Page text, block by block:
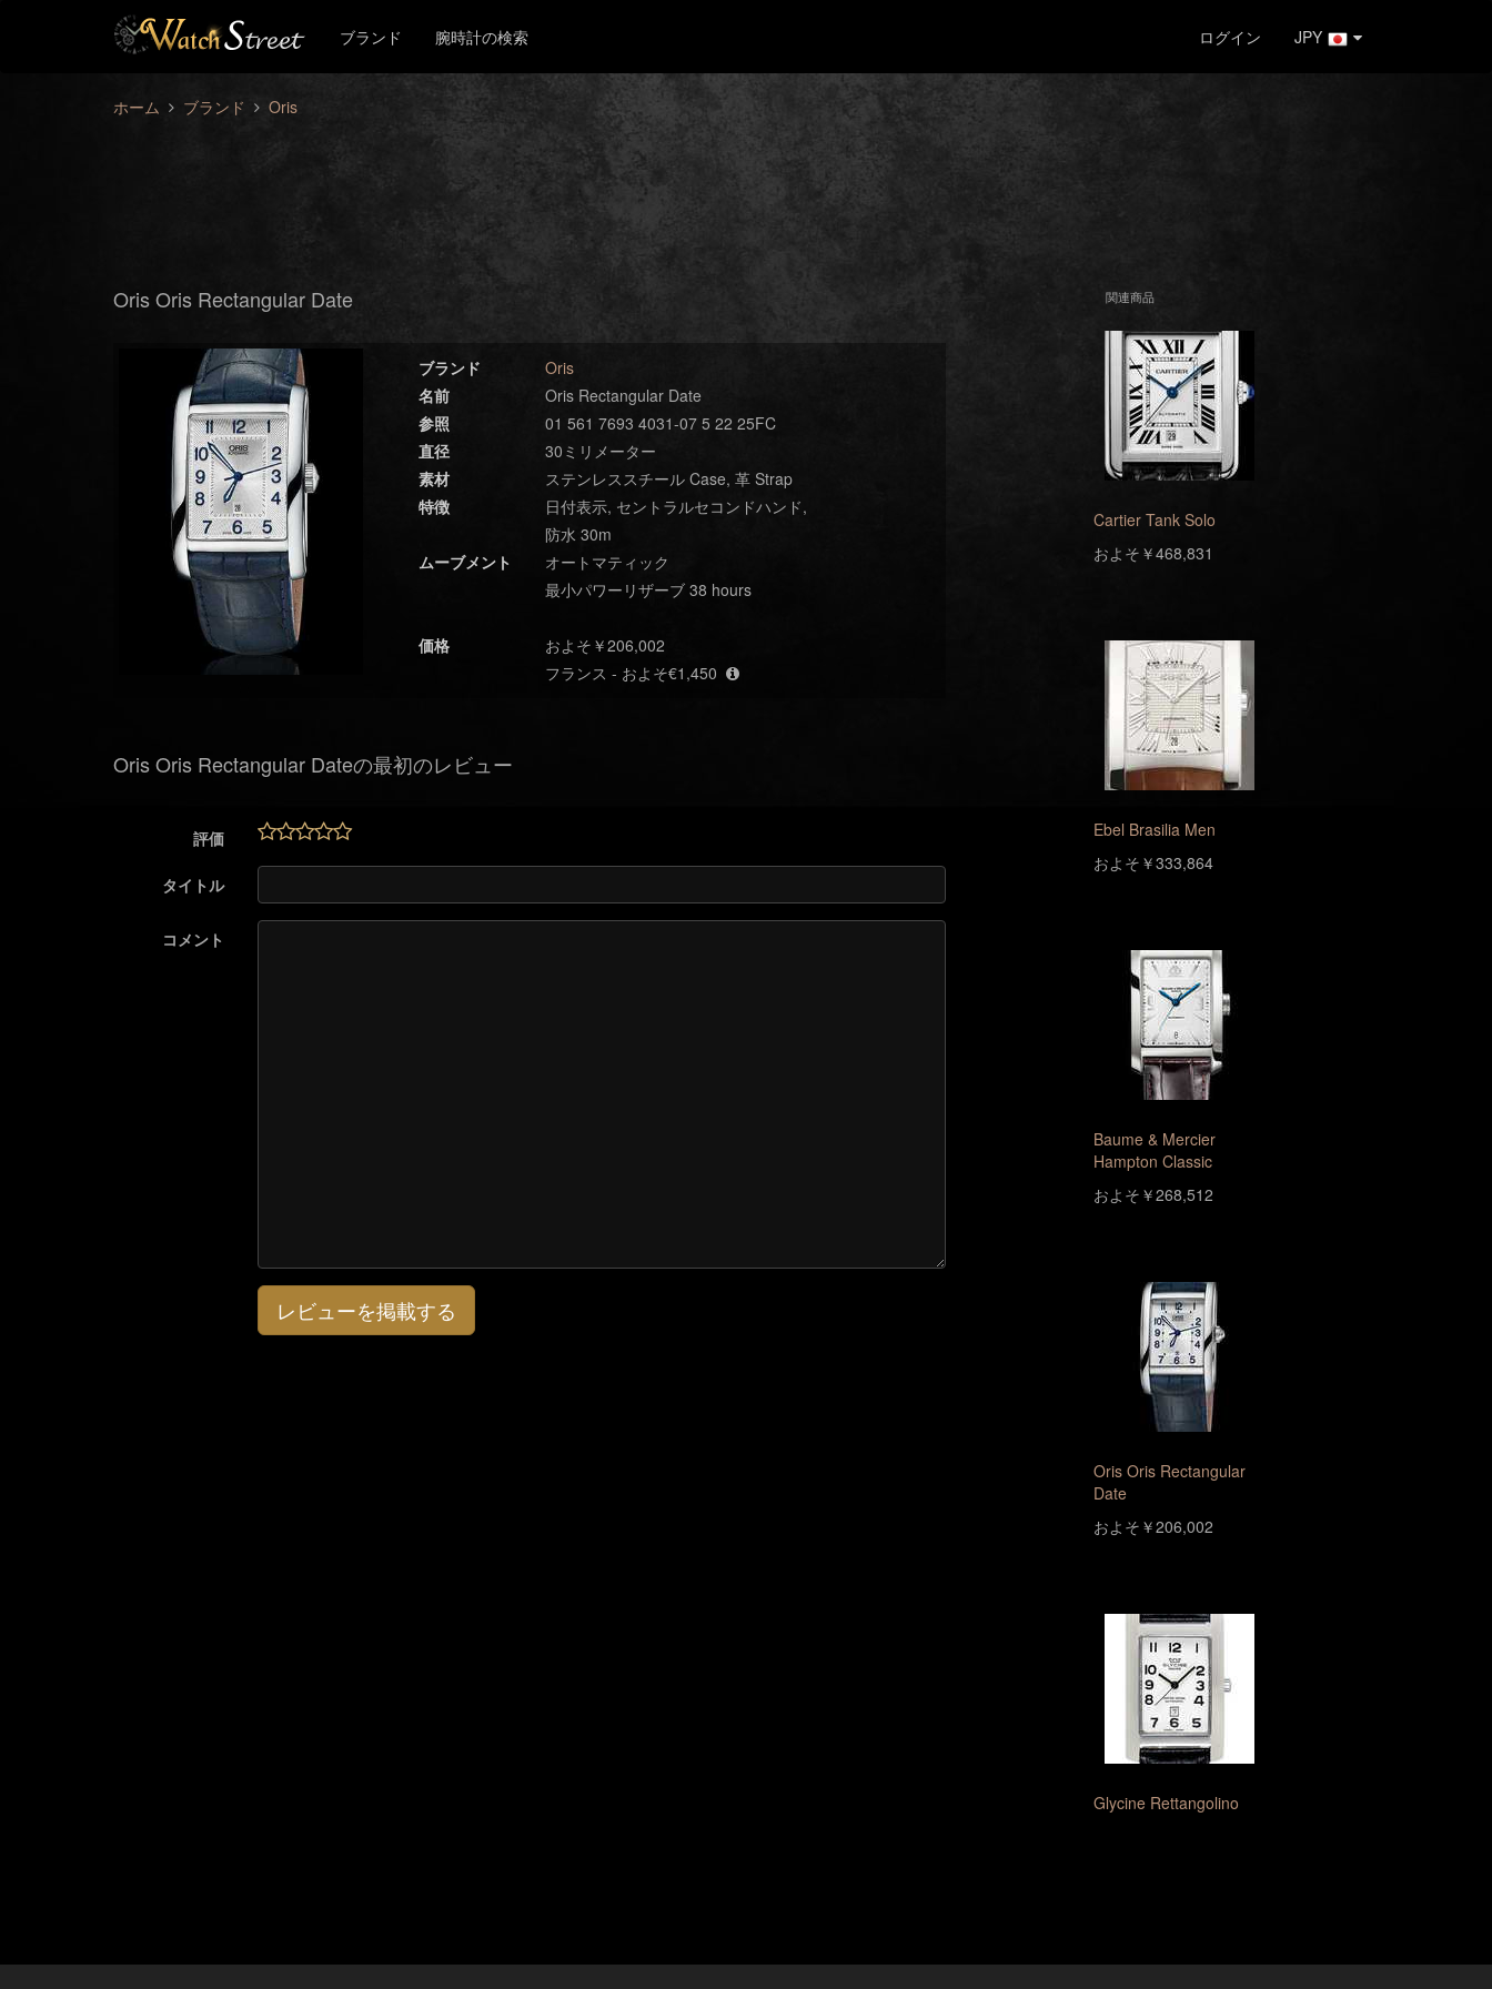
ブランド 腕時計の検索 ログイン JPY
ホーム ブランド Oris
Oris Oris Rectangular Date
ブランド
Oris
名前
Oris Rectangular Date
参照
01 561 7693 4031-07 5 22 25FC
直径
30ミリメーター
素材
ステンレススチール Case, 革 Strap
特徴
日付表示, セントラルセコンドハンド,
防水 30m
ムーブメント
オートマティック
最小パワーリザーブ 38 hours
価格
およそ￥206,002
フランス - およそ€1,450
Oris Oris Rectangular Dateの最初のレビュー
評価
タイトル
コメント
レビューを掲載する
関連商品
Cartier Tank Solo
およそ￥468,831
Ebel Brasilia Men
およそ￥333,864
Baume & Mercier
Hampton Classic
およそ￥268,512
Oris Oris Rectangular
Date
およそ￥206,002
Glycine Rettangolino